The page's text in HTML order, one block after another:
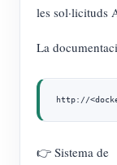
les sol·licituds
La
http://
👉 Sistema de